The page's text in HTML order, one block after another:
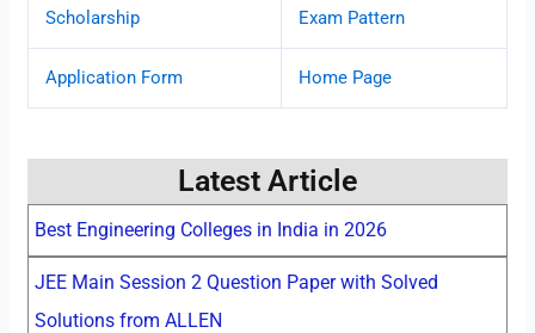
Scholarship Exam Pattern
Application Form Home Page
Latest Article
Best Engineering Colleges in India in 2026
JEE Main Session 2 Question Paper with Solved
Solutions from ALLEN